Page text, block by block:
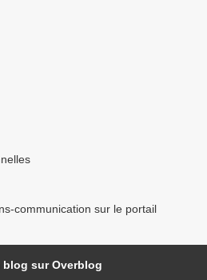
communication sur le portail
blog sur Overblog